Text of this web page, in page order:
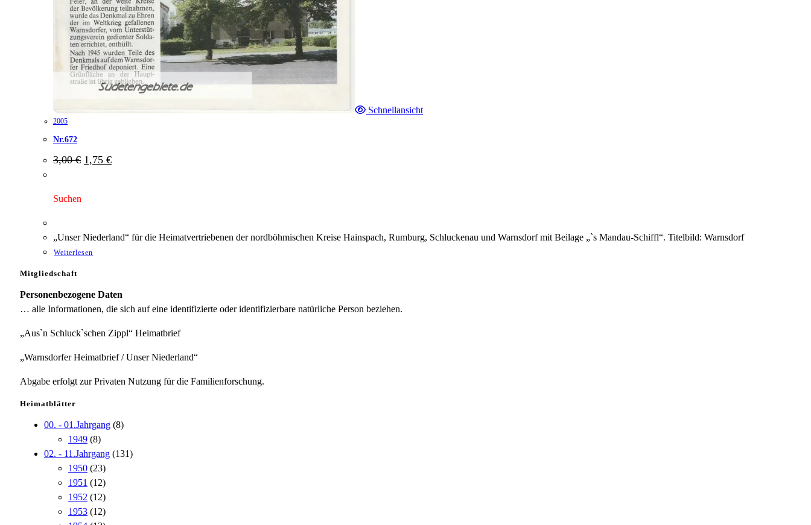
Schnellansicht
2005
Nr.672
3,00€ Ursprünglicher
Preis
1,75 €Aktueller
Preis
Suchen
„Unser Niederland“ für die Heimatvertriebenen der nordböhmischen Kreise Hainspach, Rumburg, Schluckenau und Warnsdorf mit Beilage „`s Mandau-Schiffl“. Titelbild: Warnsdorf
Weiterlesen
Mitgliedschaft
Personenbezogene Daten
… alle Informationen, die sich auf eine identifizierte oder identifizierbare natürliche Person beziehen.
„Aus`n Schluck`schen Zippl“ Heimatbrief
„Warnsdorfer Heimatbrief / Unser Niederland“
Abgabe erfolgt zur Privaten Nutzung für die Familienforschung.
Heimatblätter
00. - 01.Jahrgang (8)
1949 (8)
02. - 11.Jahrgang (131)
1950 (23)
1951 (12)
1952 (12)
1953 (12)